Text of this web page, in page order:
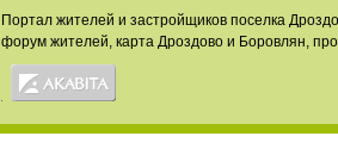
Портал жителей и застройщиков поселка
форум жителей, карта Дроздово и Боровлян,